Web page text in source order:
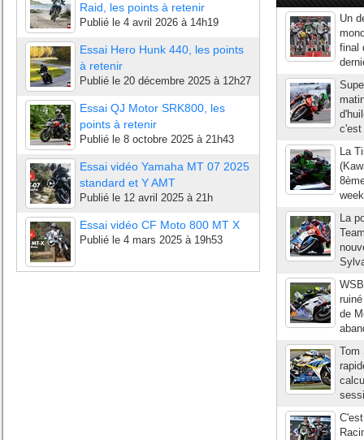
Raid, les points à retenir
Publié le 4 avril 2026 à 14h19
Essai Hero Hunk 440, les points
à retenir
Publié le 20 décembre 2025 à 12h27
Essai QJ Motor SRK800, les
points à retenir
Publié le 8 octobre 2025 à 21h43
Essai vidéo Yamaha MT 07 2025
standard et Y AMT
Publié le 12 avril 2025 à 21h
Essai vidéo CF Moto 800 MT X
Publié le 4 mars 2025 à 19h53
Un
final
c'est
La
La
de
Tom